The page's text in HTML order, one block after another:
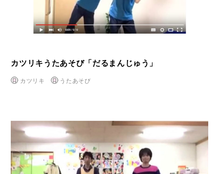
カツリキうたあそび「だるまんじゅう」
カツリキ うたあそび